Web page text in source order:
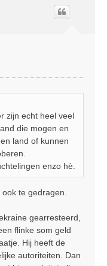
zijn echt heel veel
die mogen en
land of kunnen
enzo hè.
te gedragen.
gearresteerd,
flinke som geld
Hij heeft de
autoriteiten. Dan